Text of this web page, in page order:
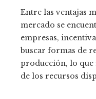
Entre las ventajas
mercado se
empresas,
buscar formas de
producción, lo que
de los recursos